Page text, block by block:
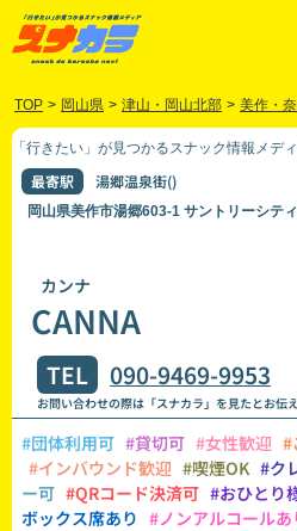
TOP > 岡山県 > 津山・岡山北部 > 美作・
「行きたい」が見つかるスナック情報メデ
最寄駅 湯郷温泉街()
岡山県美作市湯郷603-1 サントリーシテ
カンナ
CANNA
TEL 090-9469-9953
お問い合わせの際は「スナカラ」を見たとお伝
#団体利用可 #貸切可 #女性歓迎 #
#インバウンド歓迎 #喫煙OK #ク
ー可 #QRコード決済可 #おひとり
ボックス席あり #ノンアルコールあ